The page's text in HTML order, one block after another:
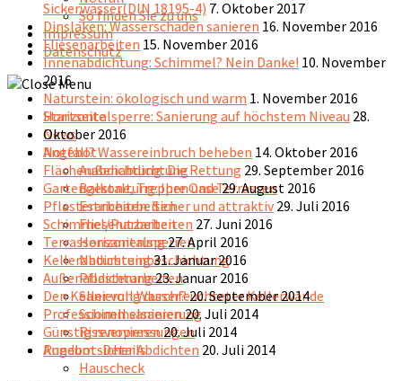
So finden Sie zu uns
Impressum
Datenschutz
Startseite
News
Angebot
Außenabdichtung
Balkone, Treppen und Terrassen
Estricharbeiten
Fliesenarbeiten
Horizontalsperren
Natursteinbeschichtung
Pflasterarbeiten
Sanierung durchfeuchteter Kellerwände
Schimmelsanierung
Rissverpressungen
Angebot-Details
Hauscheck
Sickerwasser(DIN 18195-4) 7. Oktober 2017
Dinslaken: Wasserschaden sanieren 16. November 2016
Fliesenarbeiten 15. November 2016
Innenabdichtung: Schimmel? Nein Danke! 10. November
2016
Naturstein: ökologisch und warm 1. November 2016
Horizontalsperre: Sanierung auf höchstem Niveau 28.
Oktober 2016
Notfall? Wassereinbruch beheben 14. Oktober 2016
Flächenabdichtung: Die Rettung 29. September 2016
Gartengestaltung: Ihre Oase29. August 2016
Pflasterarbeiten: Sicher und attraktiv 29. Juli 2016
Schimmel/Putzarbeiten 27. Juni 2016
Terrassensanierung 27. April 2016
Kellerabdichtung31. Januar 2016
Außenabdichtung23. Januar 2016
Den Keller voll Wasser? 20. September 2014
Professionell sanieren 20. Juli 2014
Günstig renovieren 20. Juli 2014
Rundum sicher Abdichten 20. Juli 2014